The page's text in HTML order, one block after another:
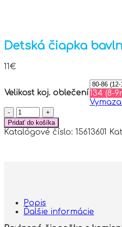
Detská čiapka
11€
Velikost koj. oblečení134 (8-
množstvo
Detská
čiapka
bavlna,
Pridať do košíka
Katalógové číslo: 15613601
Popis
Ďalšie informácie